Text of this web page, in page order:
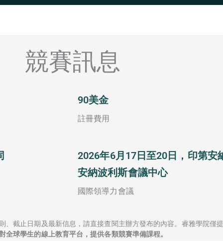
競賽訊息
90美金
註冊費用
2026年6月17日至20日，印第安
安納波利斯會議中心
國際領導力會議
、截止日期及最新信息，請直接查閱主辦方發布的內容。睿雅學院僅
全球學生的線上教育平台，提供各類競賽準備課程。